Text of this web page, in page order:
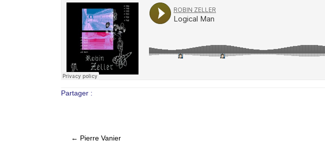
Partager :
Posts
← Pierre Vanier